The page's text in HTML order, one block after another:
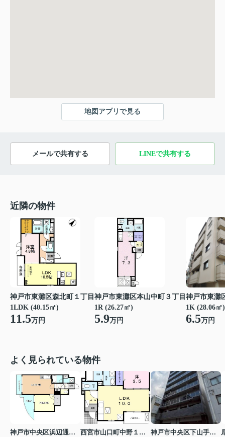
地図アプリで見る
メールで共有する LINEで共有する
近隣の物件
神戸市東灘区森北町１丁目
1LDK (40.15㎡)
11.5万円
神戸市東灘区本山中町３丁目
1R (26.27㎡)
5.9万円
神戸市東灘
1K (28.06㎡)
6.5万円
よく見られている物件
神戸市中央区浜辺通３丁目
西宮市山口町中野１丁目
神戸市中央区下山手通７丁目